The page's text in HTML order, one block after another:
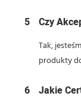
5 Czy
Tak,
produkty
6 Jakie